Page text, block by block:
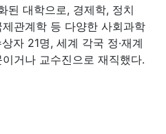
된 대학으로, 경제학, 정치
관계학 등 다양한 사회과학
자 21명, 세계 각국 정·재계
거나 교수진으로 재직했다.